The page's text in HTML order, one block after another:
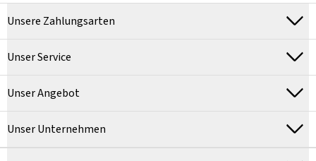
Unsere Zahlungsarten
Unser Service
Unser Angebot
Unser Unternehmen